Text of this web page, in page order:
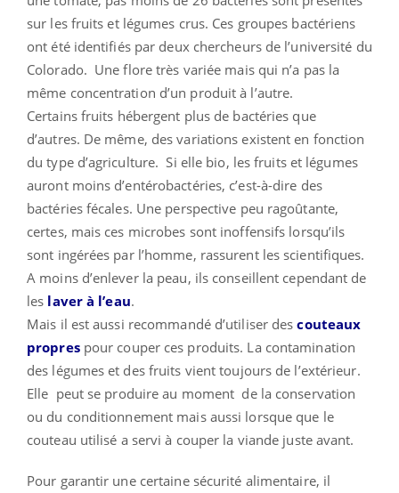
sur les fruits et légumes crus. Ces groupes bactériens
ont été identifiés par deux chercheurs de l’université du
Colorado. Une flore très variée mais qui n’a pas la
même concentration d’un produit à l’autre.
Certains fruits hébergent plus de bactéries que
d’autres. De même, des variations existent en fonction
du type d’agriculture. Si elle bio, les fruits et légumes
auront moins d’entérobactéries, c’est-à-dire des
bactéries fécales. Une perspective peu ragoûtante,
certes, mais ces microbes sont inoffensifs lorsqu’ils
sont ingérées par l’homme, rassurent les scientifiques.
A moins d’enlever la peau, ils conseillent cependant de
les laver à l’eau.
Mais il est aussi recommandé d’utiliser des couteaux
proprespour couper ces produits. La contamination
des légumes et des fruits vient toujours de l’extérieur.
Elle peut se produire au moment de la conservation
ou du conditionnement mais aussi lorsque que le
couteau utilisé a servi à couper la viande juste avant.
Pour garantir une certaine sécurité alimentaire, il